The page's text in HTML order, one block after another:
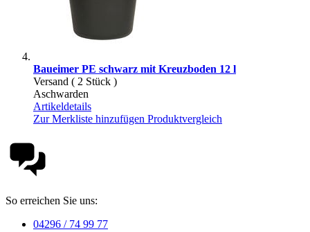
Baueimer PE schwarz mit Kreuzboden 12 l
Versand ( 2 Stück )
Aschwarden
Artikeldetails
Zur Merkliste hinzufügen Produktvergleich
So erreichen Sie uns:
04296 / 74 99 77